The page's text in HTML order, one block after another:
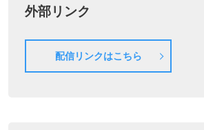
外部リンク
配信リンクはこちら